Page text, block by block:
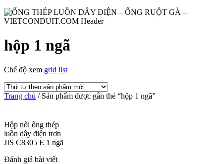
hộp 1 ngã
Chế độ xem grid list
Trang chủ / Sản phẩm được gắn thẻ “hộp 1 ngã”
Hộp nối ống thép
luồn dây điện trơn
JIS C8305 E 1 ngã
Đánh giá bài viết